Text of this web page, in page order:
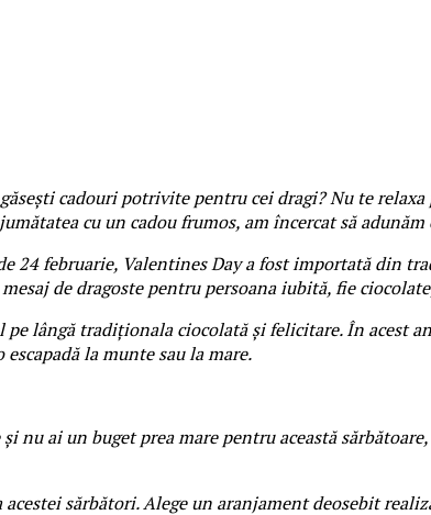
cadouri potrivite pentru cei dragi? Nu te
cu un cadou frumos, am încercat să adunăm
24 februarie, Valentines Day a fost importată din
de dragoste pentru persoana iubită, fie
pe lângă tradiționala ciocolată și felicitare. În acest
la munte sau la mare.
nu ai un buget prea mare pentru această
sărbători. Alege un aranjament deosebit